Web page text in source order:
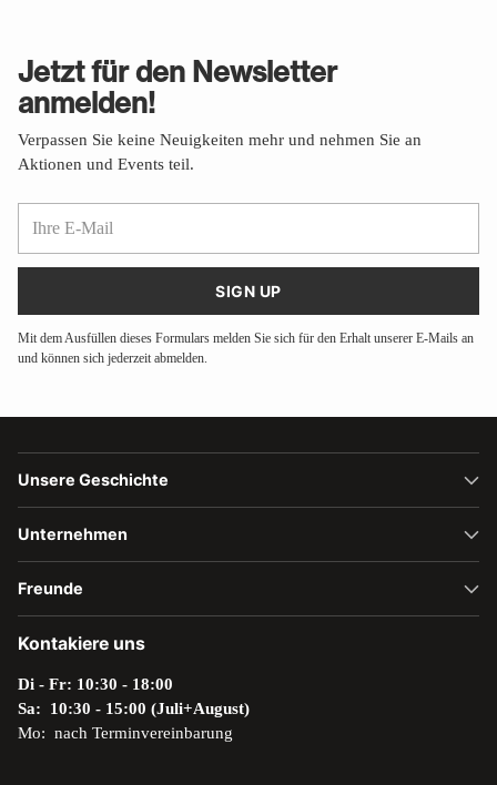
Jetzt für den Newsletter
anmelden!
Verpassen Sie keine Neuigkeiten mehr und nehmen Sie an
Aktionen und Events teil.
SIGN UP
Mit dem Ausfüllen dieses Formulars melden Sie sich für den Erhalt unserer E-Mails an
und können sich jederzeit abmelden.
Unsere Geschichte
Unternehmen
Freunde
Kontakiere uns
Di - Fr: 10:30 - 18:00
Sa: 10:30 - 15:00 (Juli+August)
Mo: nach Terminvereinbarung